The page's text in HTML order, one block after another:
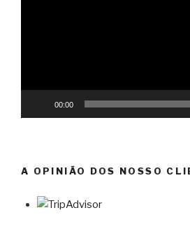
00:00
A OPINIÃO DOS NOSSO